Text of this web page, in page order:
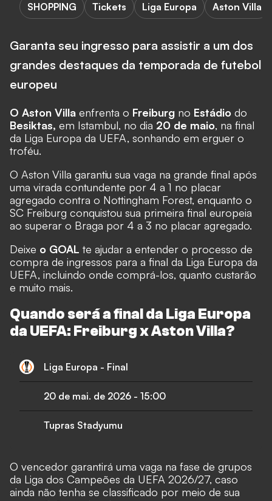
SHOPPING Tickets Liga Europa Aston Villa
Garanta seu ingresso para assistir a um dos
grandes destaques da temporada de futebol
europeu
O Aston Villa enfrenta o Freiburg no Estádio do
Besiktas, em Istambul, no dia 20 de maio, na final
da Liga Europa da UEFA, sonhando em erguer o
troféu.
O Aston Villa garantiu sua vaga na grande final após
uma virada contundente por 4 a 1 no placar
agregado contra o Nottingham Forest, enquanto o
SC Freiburg conquistou sua primeira final europeia
ao superar o Braga por 4 a 3 no placar agregado.
Deixe o GOAL te ajudar a entender o processo de
compra de ingressos para a final da Liga Europa da
UEFA, incluindo onde comprá-los, quanto custarão
e muito mais.
Quando será a final da Liga Europa
da UEFA: Freiburg x Aston Villa?
Liga Europa - Final
20 de mai. de 2026 - 15:00
Tupras Stadyumu
O vencedor garantirá uma vaga na fase de grupos
da Liga dos Campeões da UEFA 2026/27, caso
ainda não tenha se classificado por meio de sua